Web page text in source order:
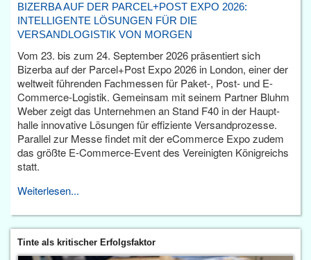
BIZERBA AUF DER PARCEL+POST EXPO 2026:
INTELLIGENTE LÖSUNGEN FÜR DIE
VERSANDLOGISTIK VON MORGEN
Vom 23. bis zum 24. September 2026 präsentiert sich
Bizerba auf der Parcel+Post Expo 2026 in London, einer der
weltweit führenden Fachmessen für Paket-, Post- und E-
Commerce-Logistik. Gemeinsam mit seinem Partner Bluhm
Weber zeigt das Unternehmen an Stand F40 in der Haupt­
halle innovative Lösungen für effiziente Versandprozesse.
Parallel zur Messe findet mit der eCommerce Expo zudem
das größte E-Commerce-Event des Vereinigten Königreichs
statt.
Weiterlesen...
Tinte als kritischer Erfolgsfaktor